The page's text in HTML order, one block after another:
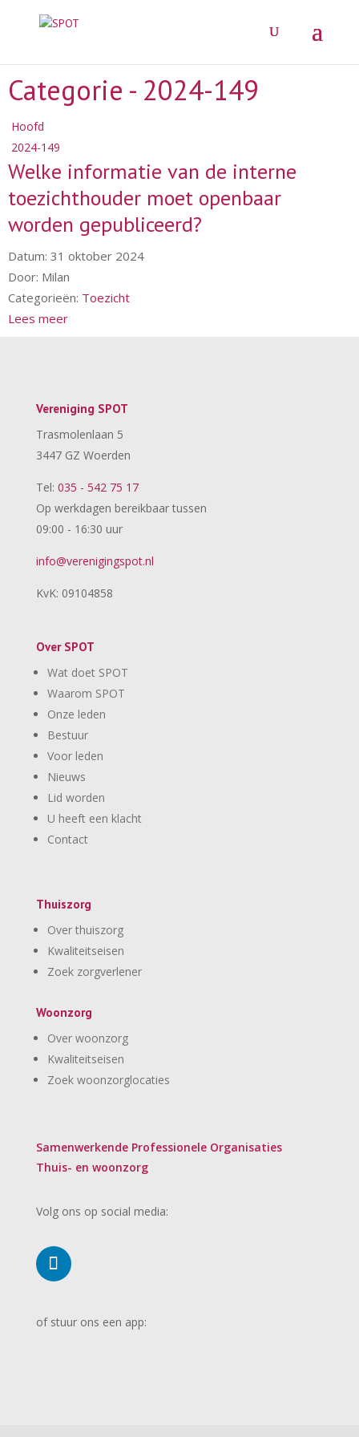
Categorie - 2024-149
Hoofd
2024-149
Welke informatie van de interne
toezichthouder moet openbaar
worden gepubliceerd?
Datum: 31 oktober 2024
Door: Milan
Categorieën: Toezicht
Lees meer
Vereniging SPOT
Trasmolenlaan 5
3447 GZ Woerden
Tel: 035 - 542 75 17
Op werkdagen bereikbaar tussen
09:00 - 16:30 uur
info@verenigingspot.nl
KvK: 09104858
Over SPOT
Wat doet SPOT
Waarom SPOT
Onze leden
Bestuur
Voor leden
Nieuws
Lid worden
U heeft een klacht
Contact
Thuiszorg
Over thuiszorg
Kwaliteitseisen
Zoek zorgverlener
Woonzorg
Over woonzorg
Kwaliteitseisen
Zoek woonzorglocaties
Samenwerkende Professionele Organisaties
Thuis- en woonzorg
Volg ons op social media:
of stuur ons een app: